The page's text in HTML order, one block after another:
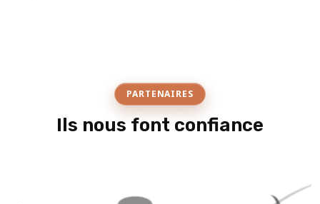
PARTENAIRES
Ils nous font confiance